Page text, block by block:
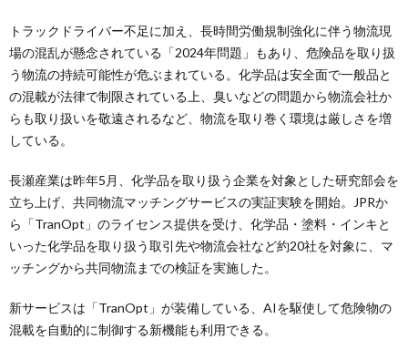
トラックドライバー不足に加え、長時間労働規制強化に伴う物流現
場の混乱が懸念されている「2024年問題」もあり、危険品を取り扱
う物流の持続可能性が危ぶまれている。化学品は安全面で一般品と
の混載が法律で制限されている上、臭いなどの問題から物流会社か
らも取り扱いを敬遠されるなど、物流を取り巻く環境は厳しさを増
している。
長瀬産業は昨年5月、化学品を取り扱う企業を対象とした研究部会を
立ち上げ、共同物流マッチングサービスの実証実験を開始。JPRか
ら「TranOpt」のライセンス提供を受け、化学品・塗料・インキと
いった化学品を取り扱う取引先や物流会社など約20社を対象に、マ
ッチングから共同物流までの検証を実施した。
新サービスは「TranOpt」が装備している、AIを駆使して危険物の
混載を自動的に制御する新機能も利用できる。